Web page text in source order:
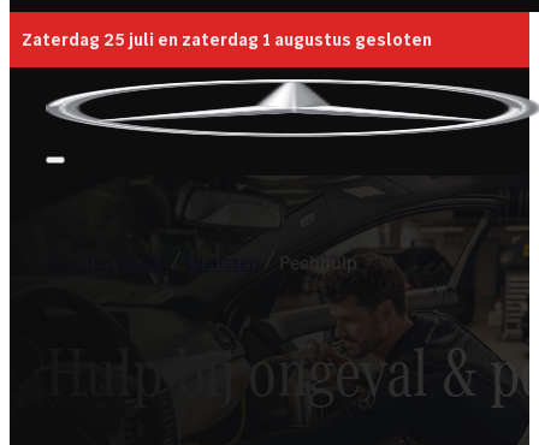
Zaterdag 25 juli en zaterdag 1 augustus gesloten
Pechhulp
Hulp bij ongeval &